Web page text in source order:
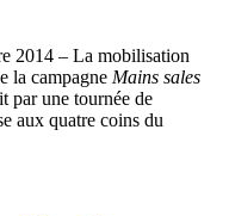
2014 – La mobilisation
la campagne Mains sales
par une tournée de
aux quatre coins du